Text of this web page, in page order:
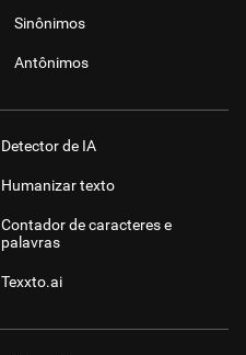
Sinônimos
Antônimos
Detector de IA
Humanizar texto
Contador de caracteres e
palavras
Texxto.ai